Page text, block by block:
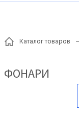
Каталог товаров
ФОНАРИ